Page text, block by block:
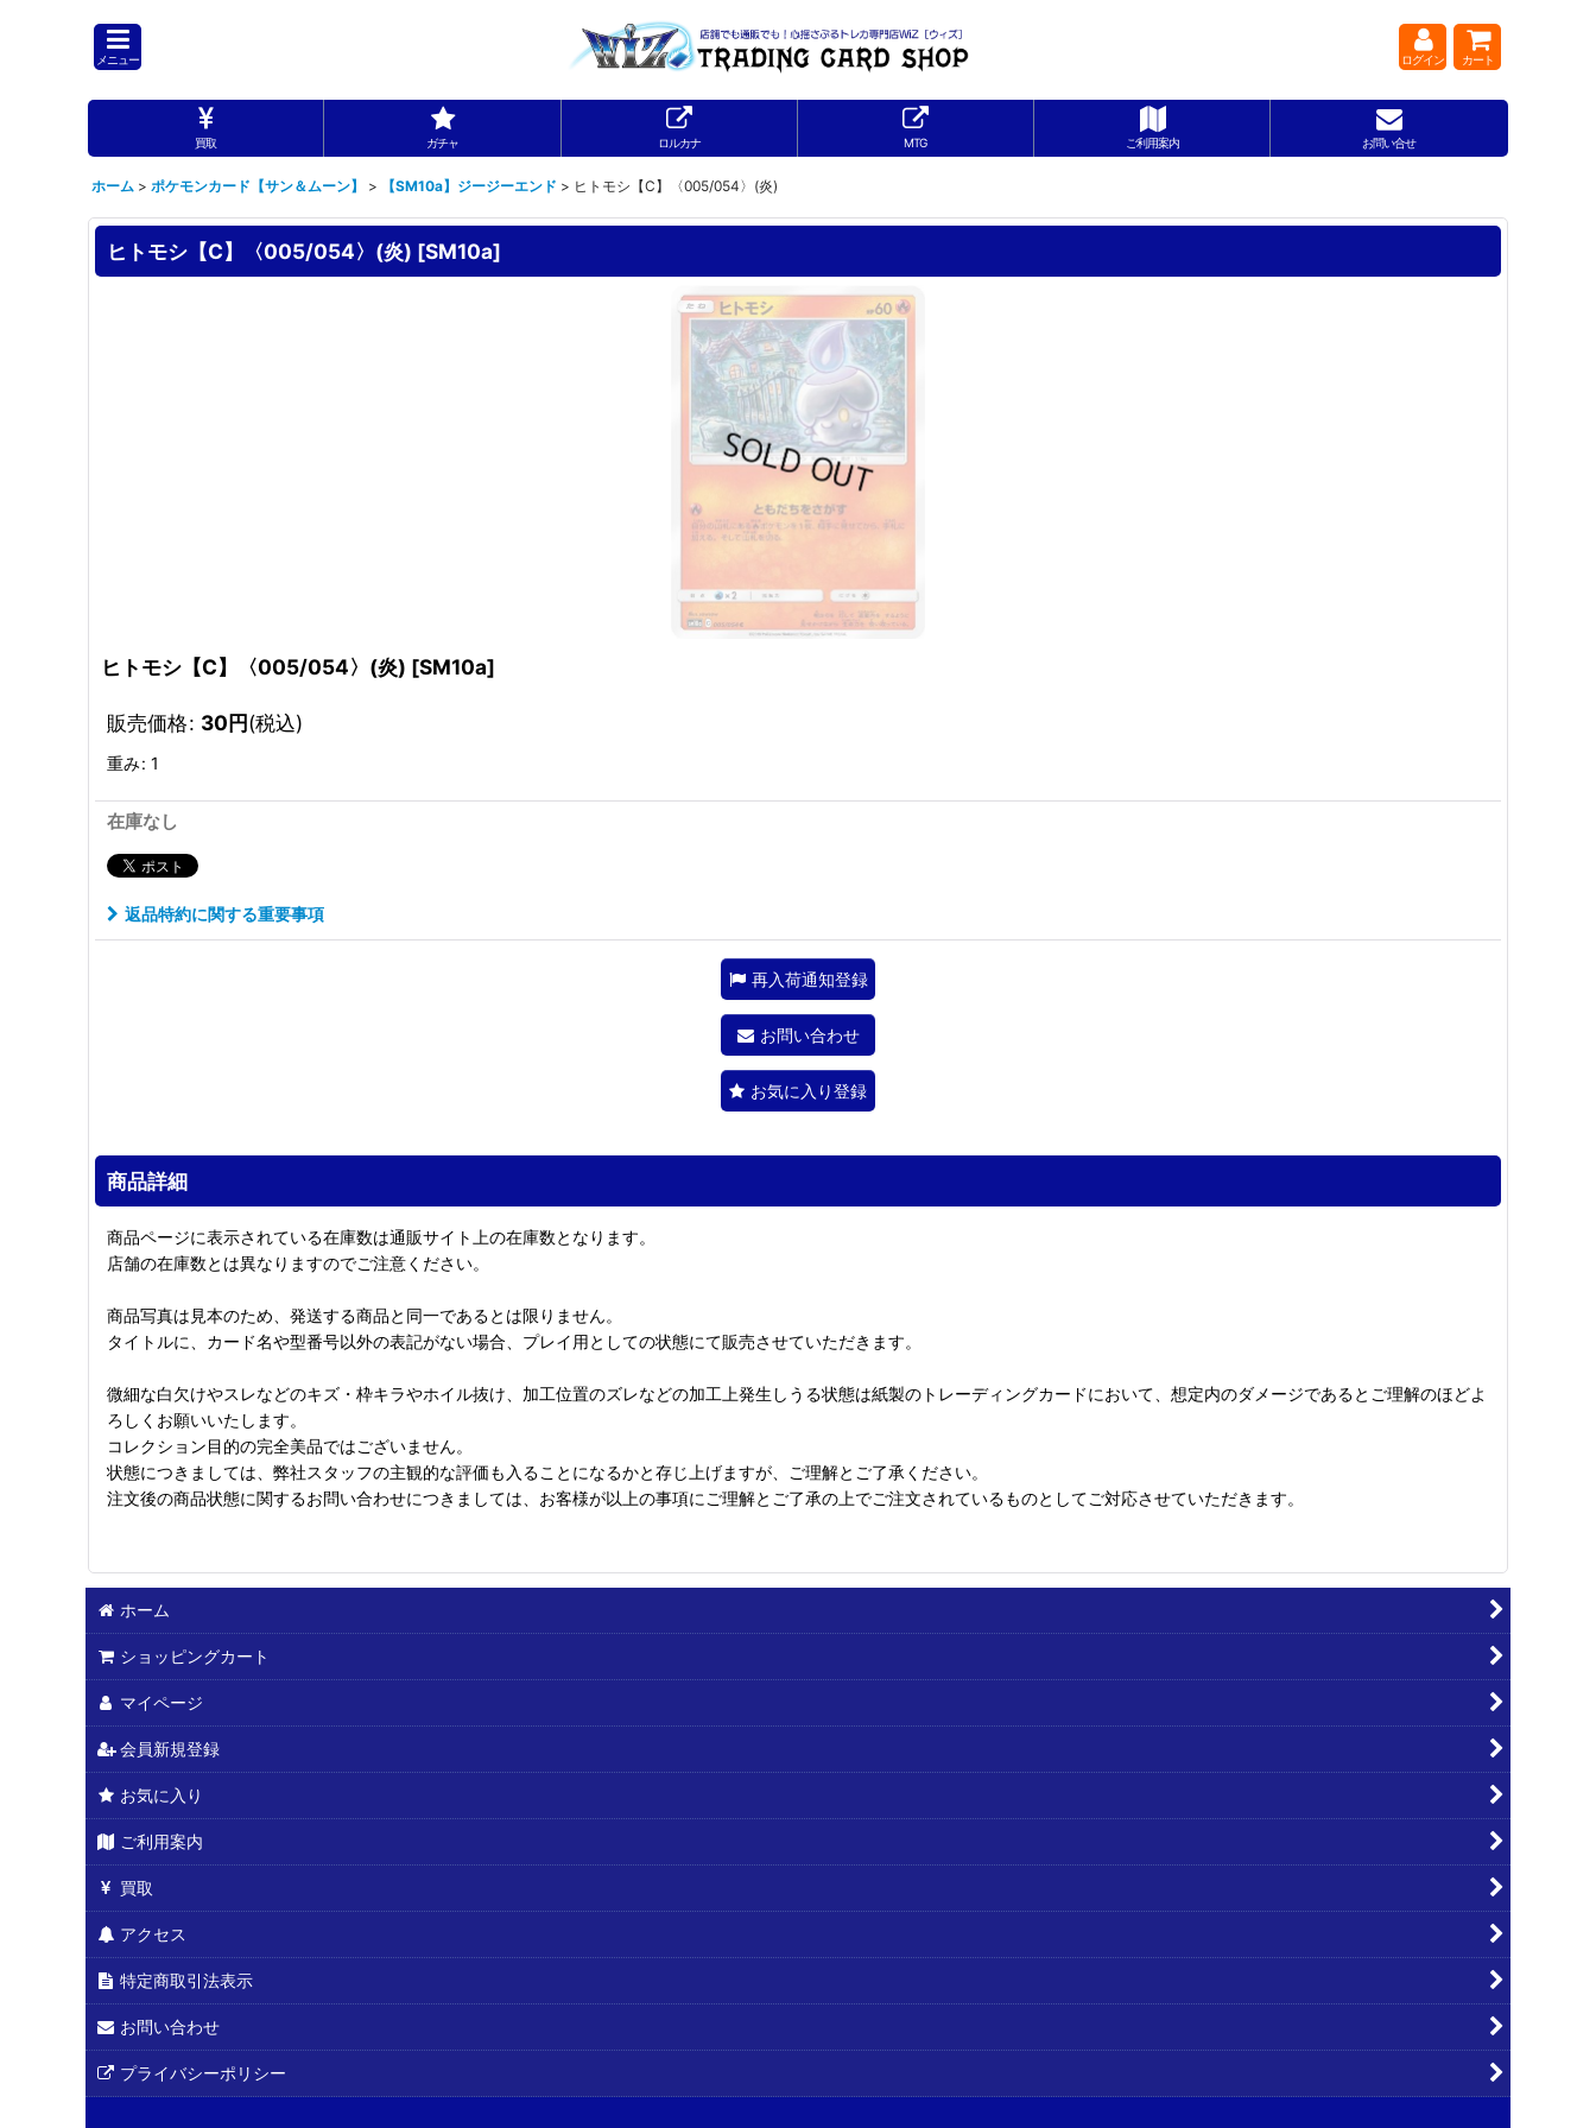
メニュー ログイン カート
買取 ガチャ ロルカナ MTG ご利用案内 お問い合せ
ホーム > ポケモンカード【サン＆ムーン】 > 【SM10a】ジージーエンド > ヒトモシ【C】〈005/054〉(炎)
ヒトモシ【C】〈005/054〉(炎) [SM10a]
ヒトモシ【C】〈005/054〉(炎) [SM10a]
販売価格: 30円(税込)
重み: 1
在庫なし
返品特約に関する重要事項
再入荷通知登録
お問い合わせ
お気に入り登録
商品詳細
商品ページに表示されている在庫数は通販サイト上の在庫数となります。
店舗の在庫数とは異なりますのでご注意ください。
商品写真は見本のため、発送する商品と同一であるとは限りません。
タイトルに、カード名や型番号以外の表記がない場合、プレイ用としての状態にて販売させていただきます。
微細な白欠けやスレなどのキズ・枠キラやホイル抜け、加工位置のズレなどの加工上発生しうる状態は紙製のトレーディングカードにおいて、想定内のダメージであるとご理解のほどよ
ろしくお願いいたします。
コレクション目的の完全美品ではございません。
状態につきましては、弊社スタッフの主観的な評価も入ることになるかと存じ上げますが、ご理解とご了承ください。
注文後の商品状態に関するお問い合わせにつきましては、お客様が以上の事項にご理解とご了承の上でご注文されているものとしてご対応させていただきます。
ホーム
ショッピングカート
マイページ
会員新規登録
お気に入り
ご利用案内
買取
アクセス
特定商取引法表示
お問い合わせ
プライバシーポリシー